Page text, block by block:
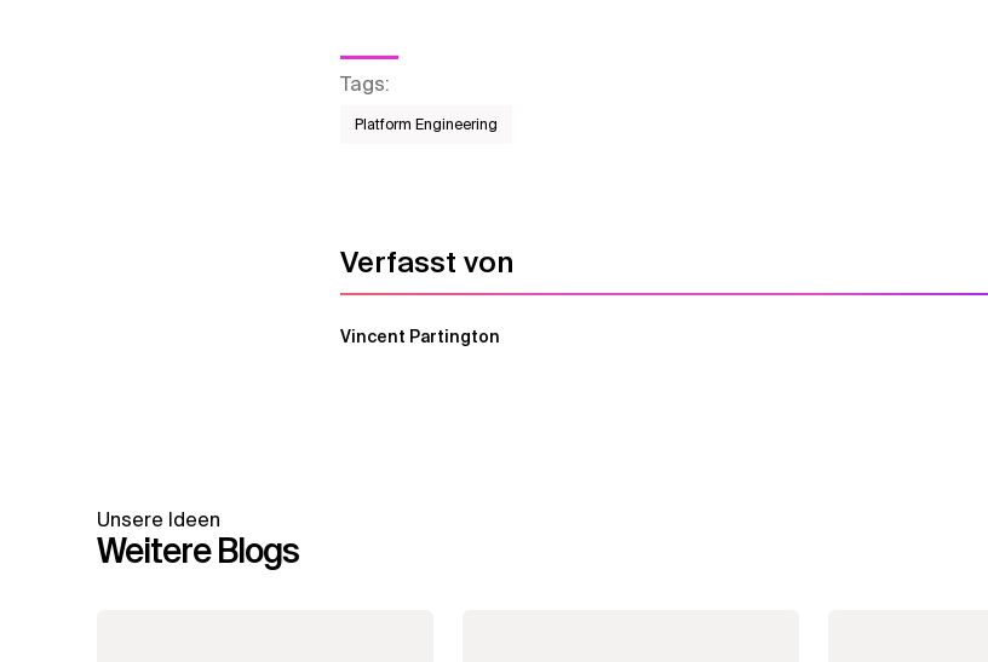
Tags:
Platform Engineering
Verfasst von
Vincent Partington
Unsere Ideen
Weitere Blogs